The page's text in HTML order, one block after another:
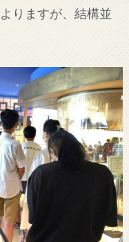
りますが、結構並